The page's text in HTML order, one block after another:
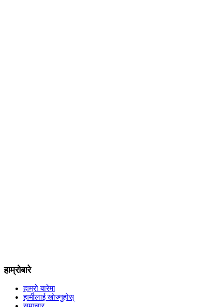
हाम्रोबारे
हाम्रो बारेमा
हामीलाई खोज्नुहोस्